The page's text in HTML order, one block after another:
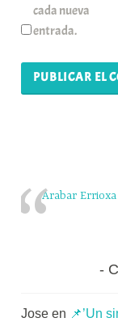
cada nueva
entrada.
Arabar Errioxa
Jose en 📌’Un